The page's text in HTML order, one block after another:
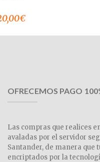
€
OFRECEMOS PAGO
Las compras que realices
avaladas por el servidor
Santander, de manera que
encriptados por la